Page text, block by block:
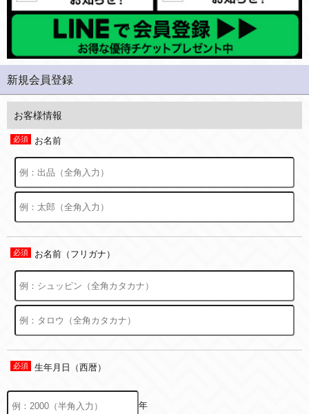
新規会員登録
お客様情報
お名前
お名前（フリガナ）
生年月日（西暦）
年